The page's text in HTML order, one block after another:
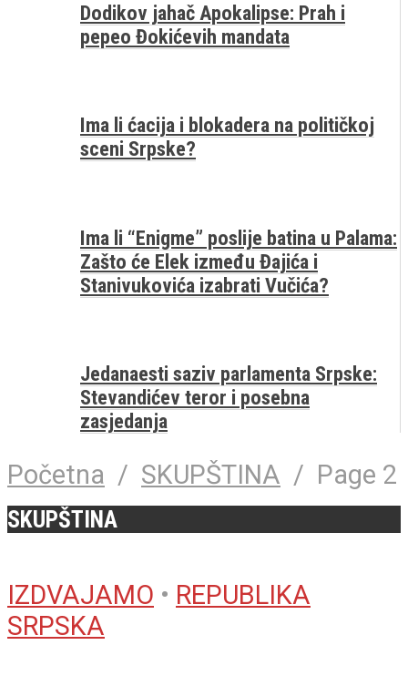
Dodikov jahač Apokalipse: Prah i
pepeo Đokićevih mandata
Ima li ćacija i blokadera na političkoj
sceni Srpske?
Ima li “Enigme” poslije batina u Palama:
Zašto će Elek između Đajića i
Stanivukovića izabrati Vučića?
Jedanaesti saziv parlamenta Srpske:
Stevandićev teror i posebna
zasjedanja
Početna / SKUPŠTINA / Page 2
SKUPŠTINA
IZDVAJAMO • REPUBLIKA
SRPSKA